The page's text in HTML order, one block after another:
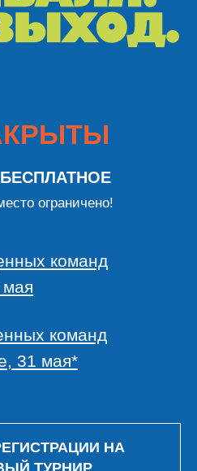
НА
ТУРНИР